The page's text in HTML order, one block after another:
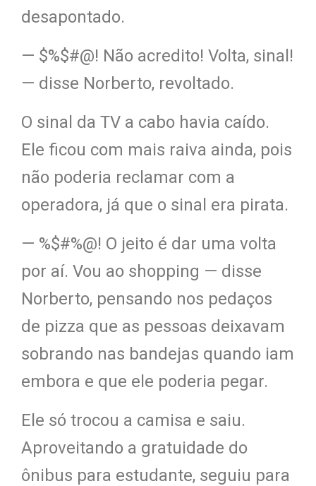
desapontado.
— $%$#@! Não acredito! Volta, sinal!
— disse Norberto, revoltado.
O sinal da TV a cabo havia caído.
Ele ficou com mais raiva ainda, pois
não poderia reclamar com a
operadora, já que o sinal era pirata.
— %$#%@! O jeito é dar uma volta
por aí. Vou ao shopping — disse
Norberto, pensando nos pedaços
de pizza que as pessoas deixavam
sobrando nas bandejas quando iam
embora e que ele poderia pegar.
Ele só trocou a camisa e saiu.
Aproveitando a gratuidade do
ônibus para estudante, seguiu para